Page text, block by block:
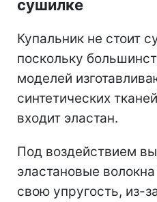
сушилке
Купальник не стоит
поскольку
моделей
синтетических
входит эластан.
Под воздействием
эластановые
свою упругость, из-